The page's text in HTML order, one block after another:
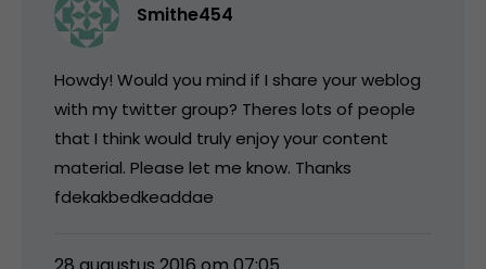
Smithe454
Howdy! Would you mind if I share your weblog
with my twitter group? Theres lots of people
that I think would truly enjoy your content
material. Please let me know. Thanks
fdekakbedkeaddae